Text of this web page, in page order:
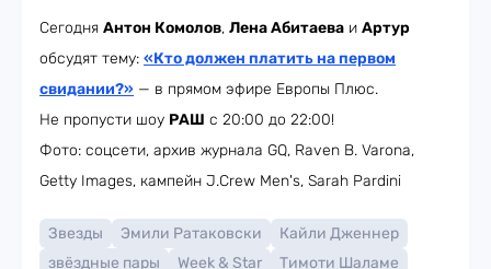
Сегодня Антон Комолов, Лена Абитаева и Артур
обсудят тему: «Кто должен платить на первом
свидании?» — в прямом эфире Европы Плюс.
Не пропусти шоу РАШ с 20:00 до 22:00!
Фото: соцсети, архив журнала GQ, Raven B. Varona,
Getty Images, кампейн J.Crew Men's, Sarah Pardini
Звезды Эмили Ратаковски
Кайли Дженнер
звёздные пары
Week & Star Тимоти Шаламе